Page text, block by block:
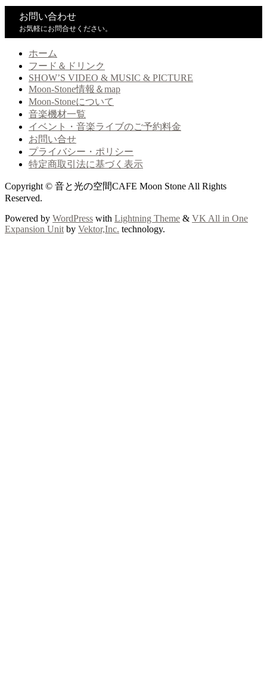
お問い合わせ
お気軽にお問合せください。
ホーム
フード＆ドリンク
SHOW’S VIDEO & MUSIC & PICTURE
Moon-Stone情報＆map
Moon-Stoneについて
音楽機材一覧
イベント・音楽ライブのご予約料金
お問い合せ
プライバシー・ポリシー
特定商取引法に基づく表示
Copyright © 音と光の空間CAFE Moon Stone All Rights
Reserved.
Powered by WordPress with Lightning Theme & VK All in One
Expansion Unit by Vektor,Inc. technology.